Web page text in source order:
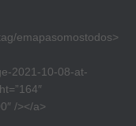
emapasomostodos>
2021-10-08-at-
/></a>